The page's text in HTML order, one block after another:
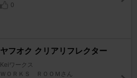
0
ヤフオク クリアリフレクター
Keiワークス
ＷＯＲＫＳ ＲＯＯＭさん